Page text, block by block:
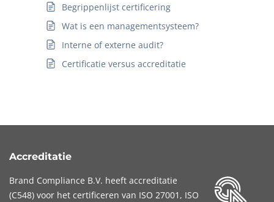
Begrippenlijst certificering
Wat is een managementsysteem?
Interne of externe audit?
Certificatie versus accreditatie
Accreditatie
Brand Compliance B.V. heeft accreditatie
(C548) voor het certificeren van ISO 27001 , ISO